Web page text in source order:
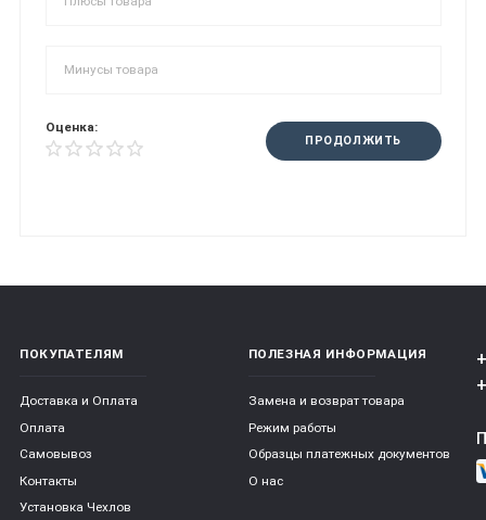
Оценка:
ПРОДОЛЖИТЬ
ПОКУПАТЕЛЯМ
Доставка и Оплата
Оплата
Самовывоз
Контакты
Установка Чехлов
ПОЛЕЗНАЯ ИНФОРМАЦИЯ
Замена и возврат товара
Режим работы
Образцы платежных документов
О нас